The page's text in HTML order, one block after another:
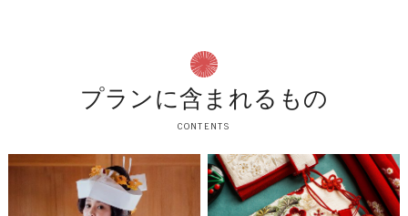
プランに含まれるもの
CONTENTS